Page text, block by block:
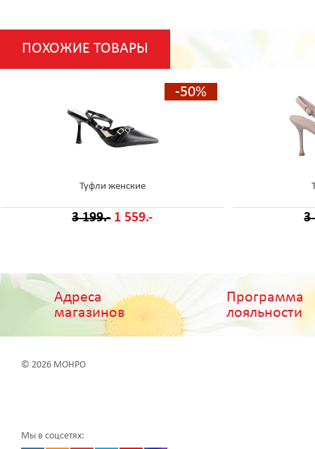
ПОХОЖИЕ ТОВАРЫ
-50%
Туфли женские
3 199.- 1 559.- 3
Адреса
магазинов
Программа
лояльности
© 2026 МОНРО
Мы в соцсетях: